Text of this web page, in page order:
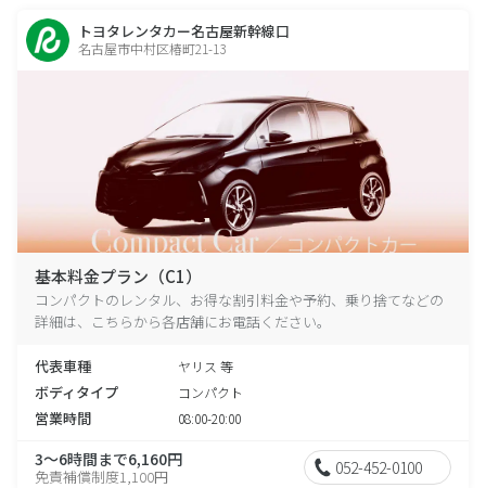
トヨタレンタカー名古屋新幹線口
名古屋市中村区椿町21-13
基本料金プラン（C1）
コンパクトのレンタル、お得な割引料金や予約、乗り捨てなどの
詳細は、こちらから各店舗にお電話ください。
代表車種 ヤリス 等
ボディタイプ コンパクト
営業時間 08:00-20:00
3～6時間まで6,160円
免責補償制度1,100円 052-452-0100